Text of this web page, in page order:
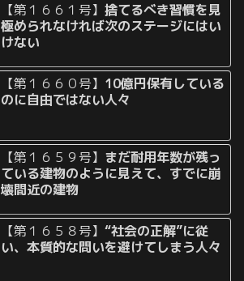
【第１６６１号】捨てるべき習慣を見
極められなければ次のステージにはい
けない
【第１６６０号】 10億円保有している
のに自由ではない人々
【第１６５９号】 まだ耐用年数が残っ
ている建物のように見えて、すでに崩
壊間近の建物
【第１６５８号】“社会の正解”に従
い、本質的な問いを避けてしまう人々